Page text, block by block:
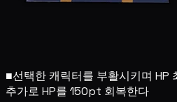
■선택한 캐릭터를 부활시키며 HP
추가로 HP를 150pt 회복한다